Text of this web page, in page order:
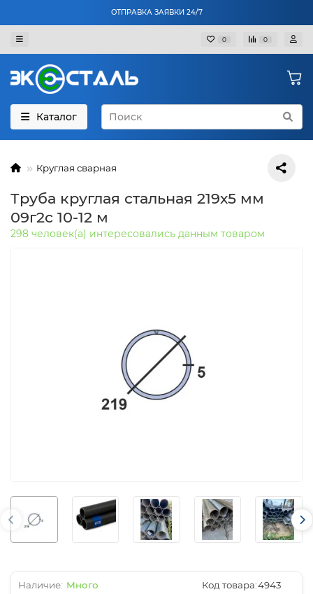
ОТПРАВКА ЗАЯВКИ 24/7
0 0
Каталог
Круглая сварная
Труба круглая стальная 219х5 мм
09г2с 10-12 м
298 человек(а) интересовались данным товаром
Много Код товара:4943